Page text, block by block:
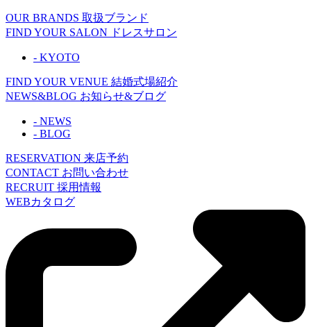
OUR BRANDS 取扱ブランド
FIND YOUR SALON ドレスサロン
- KYOTO
FIND YOUR VENUE 結婚式場紹介
NEWS&BLOG お知らせ&ブログ
- NEWS
- BLOG
RESERVATION 来店予約
CONTACT お問い合わせ
RECRUIT 採用情報
WEBカタログ